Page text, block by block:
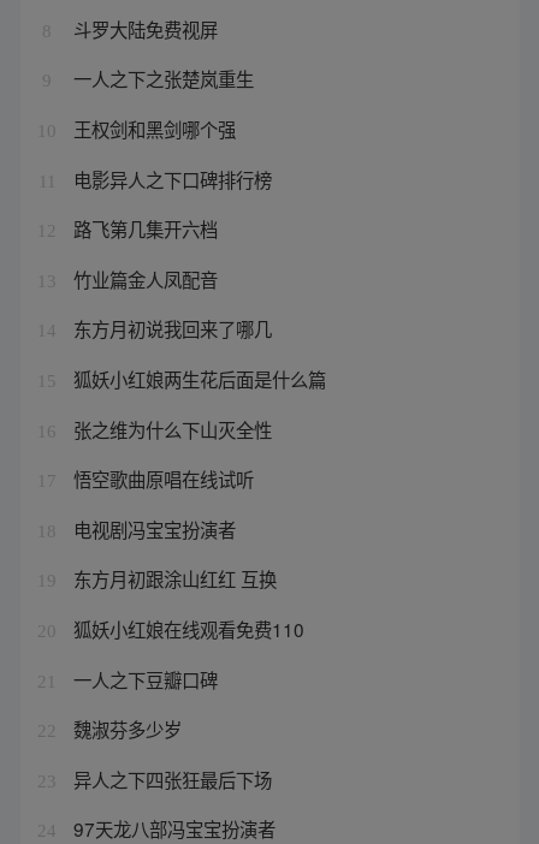
8 斗罗大陆免费视屏
9 一人之下之张楚岚重生
10 王权剑和黑剑哪个强
电影异人之下口碑排行榜
12 路飞第几集开六档
13 竹业篇金人凤配音
14 东方月初说我回来了哪几
15 狐妖小红娘两生花后面是什么篇
16 张之维为什么下山灭全性
17 悟空歌曲原唱在线试听
18 电视剧冯宝宝扮演者
19 东方月初跟涂山红红 互换
20 狐妖小红娘在线观看免费110
21 一人之下豆瓣口碑
22 魏淑芬多少岁
23 异人之下四张狂最后下场
24 97天龙八部冯宝宝扮演者